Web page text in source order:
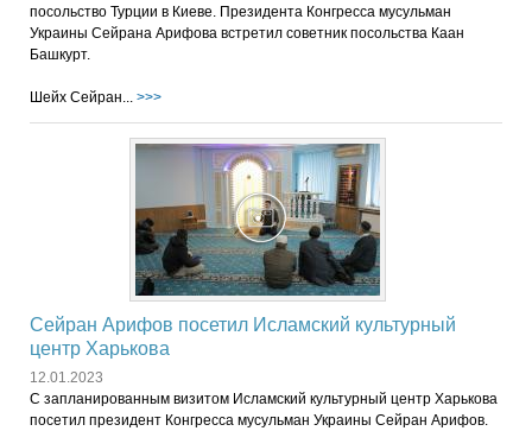
посольство Турции в Киеве. Президента Конгресса мусульман
Украины Сейрана Арифова встретил советник посольства Каан
Башкурт.
Шейх Сейран... >>>
Сейран Арифов посетил Исламский культурный
центр Харькова
12.01.2023
С запланированным визитом Исламский культурный центр Харькова
посетил президент Конгресса мусульман Украины Сейран Арифов.